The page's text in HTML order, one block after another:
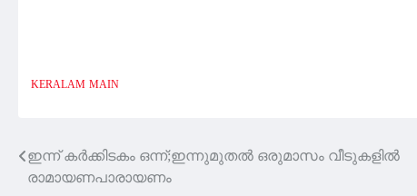
KERALAM MAIN
Post
ഇന്ന് കര്‍ക്കിടകം ഒന്ന്;ഇന്നുമുതൽ ഒരുമാസം വീടുകളിൽ
രാമായണപാരായണം